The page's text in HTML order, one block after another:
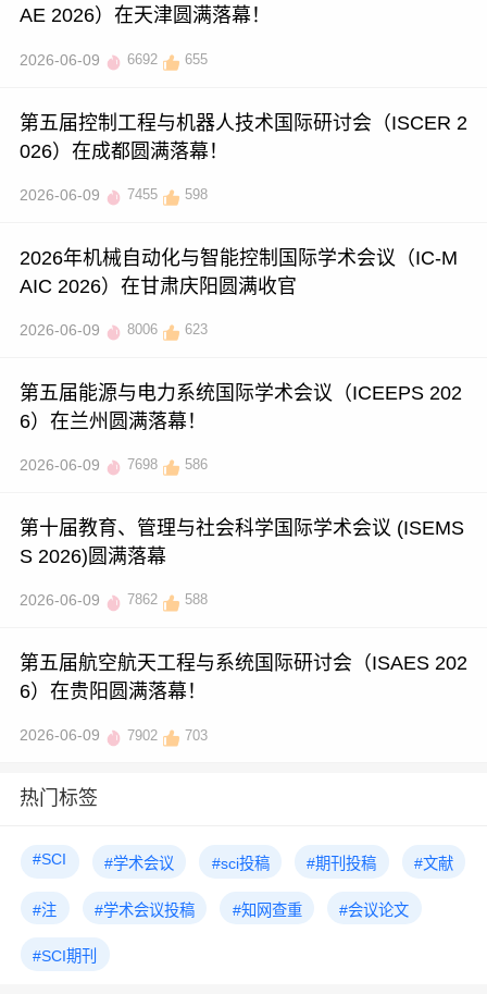
AE 2026）在天津圆满落幕！
2026-06-09 6692 655
第五届控制工程与机器人技术国际研讨会（ISCER 2
026）在成都圆满落幕！
2026-06-09 7455 598
2026年机械自动化与智能控制国际学术会议（IC-M
AIC 2026）在甘肃庆阳圆满收官
2026-06-09 8006 623
第五届能源与电力系统国际学术会议（ICEEPS 202
6）在兰州圆满落幕！
2026-06-09 7698 586
第十届教育、管理与社会科学国际学术会议 (ISEMS
S 2026)圆满落幕
2026-06-09 7862 588
第五届航空航天工程与系统国际研讨会（ISAES 202
6）在贵阳圆满落幕！
2026-06-09 7902 703
热门标签
#SCI #学术会议 #sci投稿 #期刊投稿 #文献
#注 #学术会议投稿 #知网查重 #会议论文
#SCI期刊